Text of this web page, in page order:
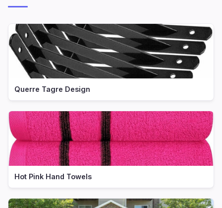
Querre Tagre Design
Hot Pink Hand Towels